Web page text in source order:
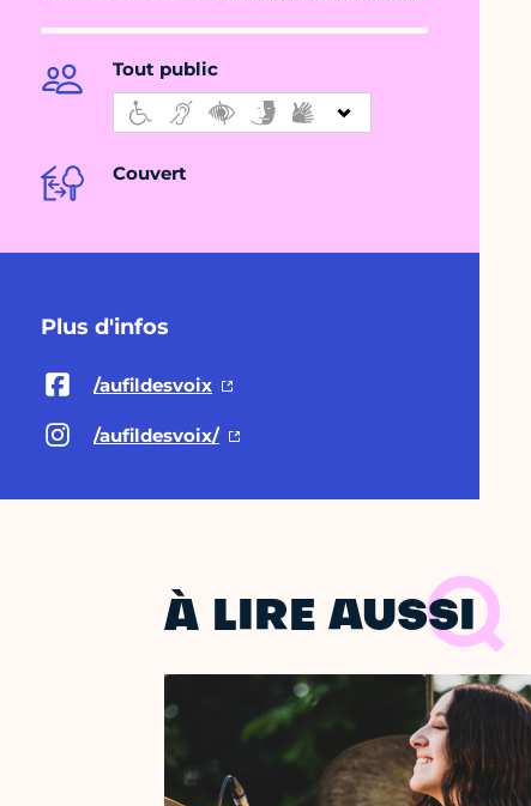
Tout public
Couvert
Plus d'infos
/aufildesvoix
/aufildesvoix/
À LIRE AUSSI